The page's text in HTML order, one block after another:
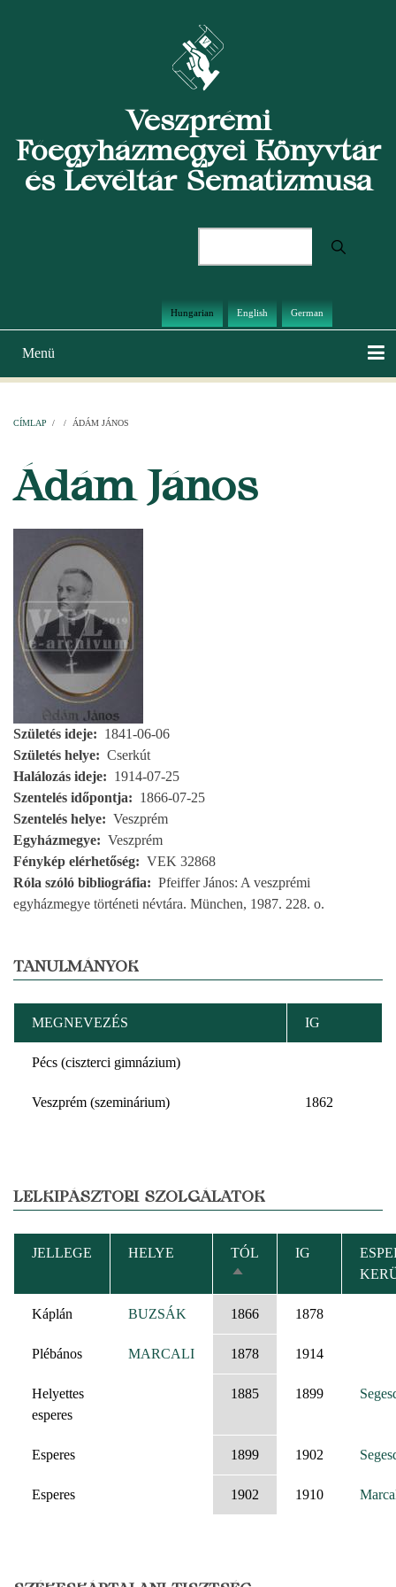
Veszprémi
Főegyházmegyei Könyvtár
és Levéltár Sematizmusa
Hungarian English German
Main
navigation
Menü
CÍMLAP / / ÁDÁM JÁNOS
Ádám János
Születés ideje
1841-06-06
Születés helye
Cserkút
Halálozás ideje
1914-07-25
Szentelés időpontja
1866-07-25
Szentelés helye
Veszprém
Egyházmegye
Veszprém
Fénykép elérhetőség
VEK 32868
Róla szóló bibliográfia
Pfeiffer János: A veszprémi
egyházmegye történeti névtára. München, 1987. 228. o.
TANULMÁNYOK
MEGNEVEZÉS IG
Pécs (ciszterci gimnázium)
Veszprém (szeminárium) 1862
LELKIPÁSZTORI SZOLGÁLATOK
JELLEGE HELYE
TÓL
CSÖKKENŐ
RENDEZÉS
IG
Káplán BUZSÁK 1866 1878
Plébános MARCALI 1878 1914
Helyettes
esperes
1885 1899
Esperes 1899 1902
Esperes 1902 1910